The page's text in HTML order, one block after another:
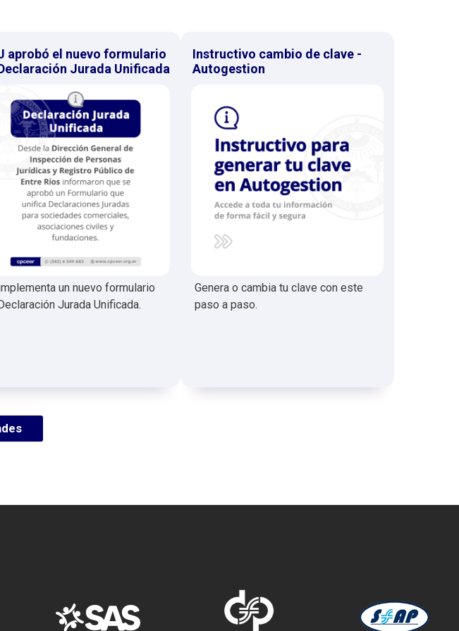
aprobó el nuevo formulario
Jurada Unificada
un nuevo formulario
Jurada Unificada.
Instructivo cambio de clave -
Autogestion
Genera o cambia tu clave con este
paso a paso.